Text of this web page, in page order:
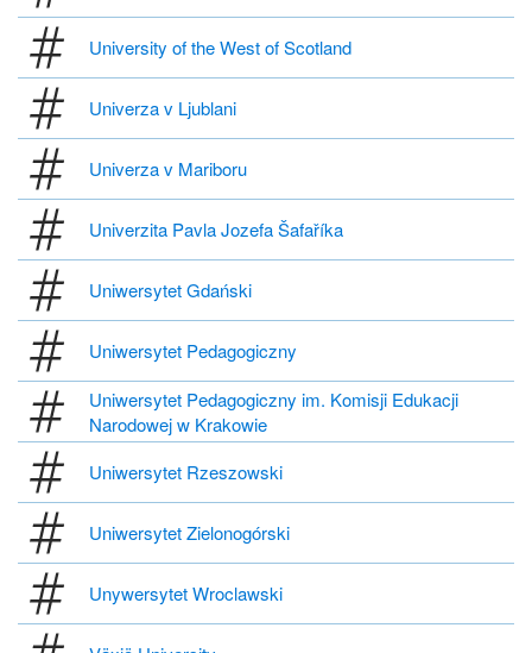
University of the West of Scotland
Univerza v Ljublani
Univerza v Mariboru
Univerzita Pavla Jozefa Šafaříka
Uniwersytet Gdański
Uniwersytet Pedagogiczny
Uniwersytet Pedagogiczny im. Komisji Edukacji
Narodowej w Krakowie
Uniwersytet Rzeszowski
Uniwersytet Zielonogórski
Unywersytet Wroclawski